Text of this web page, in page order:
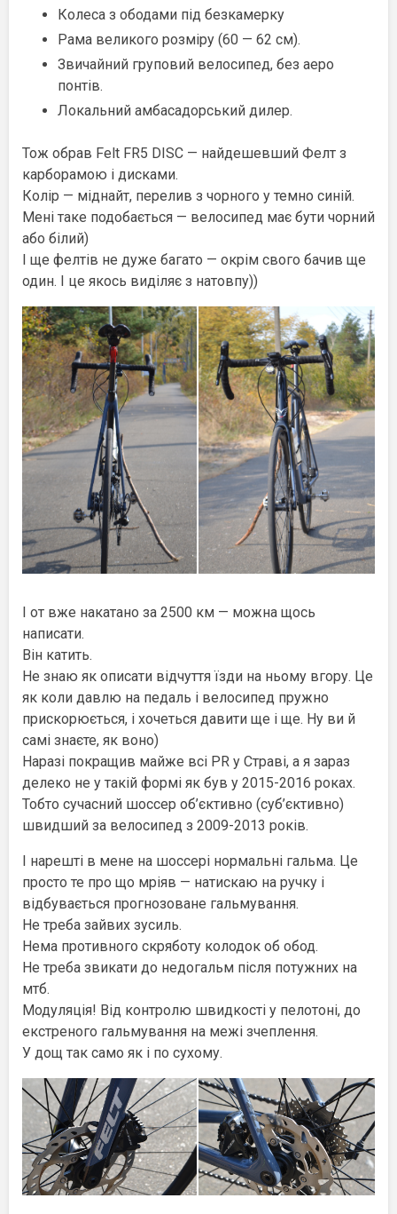
Колеса з ободами під безкамерку
Рама великого розміру (60 — 62 см).
Звичайний груповий велосипед, без аеро
понтів.
Локальний амбасадорський дилер.
Тож обрав Felt FR5 DISC — найдешевший Фелт з
карборамою і дисками.
Колір — міднайт, перелив з чорного у темно синій.
Мені таке подобається — велосипед має бути чорний
або білий)
І ще фелтів не дуже багато — окрім свого бачив ще
один. І це якось виділяє з натовпу))
І от вже накатано за 2500 км — можна щось
написати.
Він катить.
Не знаю як описати відчуття їзди на ньому вгору. Це
як коли давлю на педаль і велосипед пружно
прискорюється, і хочеться давити ще і ще. Ну ви й
самі знаєте, як воно)
Наразі покращив майже всі PR у Страві, а я зараз
делеко не у такій формі як був у 2015-2016 роках.
Тобто сучасний шоссер об’єктивно (суб’єктивно)
швидший за велосипед з 2009-2013 років.
І нарешті в мене на шоссері нормальні гальма. Це
просто те про що мріяв — натискаю на ручку і
відбувається прогнозоване гальмування.
Не треба зайвих зусиль.
Нема противного скряботу колодок об обод.
Не треба звикати до недогальм після потужних на
мтб.
Модуляція! Від контролю швидкості у пелотоні, до
екстреного гальмування на межі зчеплення.
У дощ так само як і по сухому.